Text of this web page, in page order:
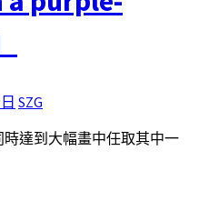
SZG
時達到大幅畫中任取其中一